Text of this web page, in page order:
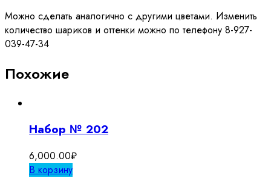
Можно сделать аналогично с другими цветами. Изменить
количество шариков и оттенки можно по телефону 8-927-
039-47-34
Похожие
Набор № 202
6,000.00₽
В корзину